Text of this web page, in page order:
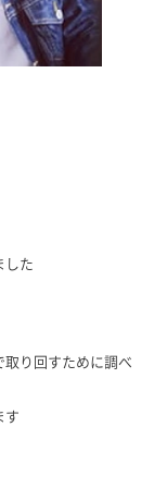
した
り回すために調べ
す